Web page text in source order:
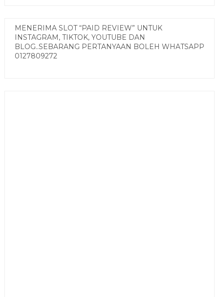
MENERIMA SLOT “PAID REVIEW” UNTUK
INSTAGRAM, TIKTOK, YOUTUBE DAN
BLOG..SEBARANG PERTANYAAN BOLEH WHATSAPP
0127809272